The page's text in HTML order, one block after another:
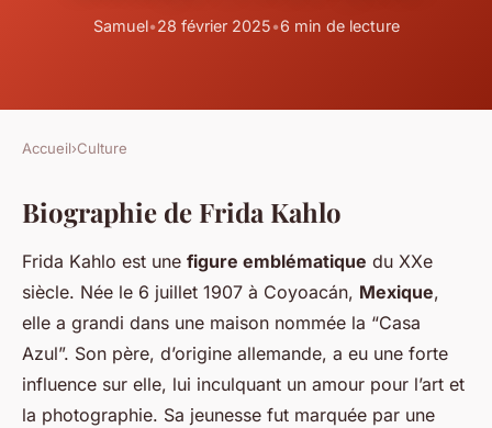
Samuel•28 février 2025•6 min de lecture
Accueil›Culture
Biographie de Frida Kahlo
Frida Kahlo est une figure emblématique du XXe
siècle. Née le 6 juillet 1907 à Coyoacán, Mexique,
elle a grandi dans une maison nommée la “Casa
Azul”. Son père, d’origine allemande, a eu une forte
influence sur elle, lui inculquant un amour pour l’art et
la photographie. Sa jeunesse fut marquée par une